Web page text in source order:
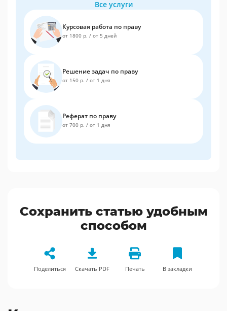
Все услуги
Курсовая работа по праву
от 1800 р. / от 5 дней
Решение задач по праву
от 150 р. / от 1 дня
Реферат по праву
от 700 р. / от 1 дня
Сохранить статью удобным
способом
Поделиться Скачать PDF Печать В закладки